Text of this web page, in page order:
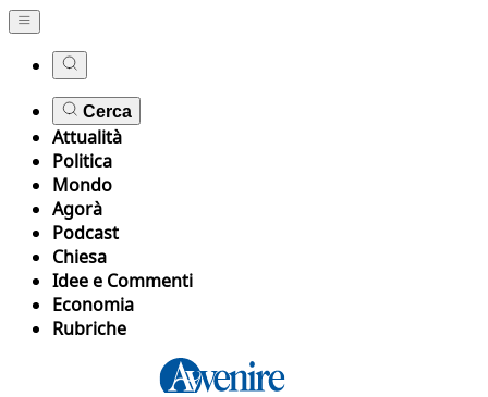
Cerca
Attualità
Politica
Mondo
Agorà
Podcast
Chiesa
Idee e Commenti
Economia
Rubriche